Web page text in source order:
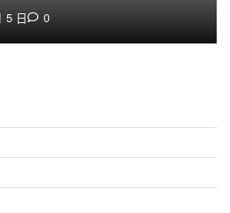
5 日 0